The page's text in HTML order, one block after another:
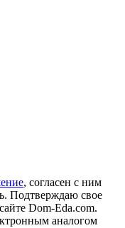
, согласен с ним
Подтверждаю свое
Dom-Eda.com.
аналогом